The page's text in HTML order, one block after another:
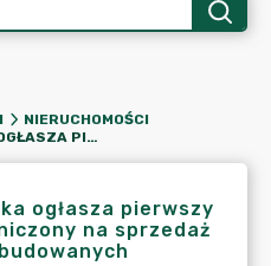
NIERUCHOMOŚCI
BURMISTRZ GIM KRAJENKA OGŁASZA PIERWSZY PRZETARG USTNY OGRANICZONY NA SPRZEDAŻ NIERUCHOMOŚCI NIEZABUDOWANYCH
ogłasza pierwszy
na sprzedaż